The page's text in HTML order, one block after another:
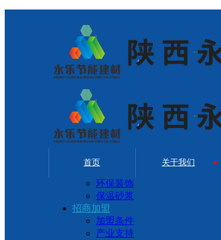
首页 关于我们
环保装饰
保温砂浆
招商加盟
加盟条件
产业支持